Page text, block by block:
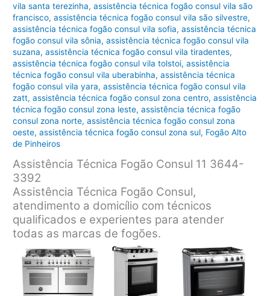
vila santa terezinha,assistência técnica fogão consul vila são
francisco,assistência técnica fogão consul vila são silvestre,
assistência técnica fogão consul vila sofia,assistência técnica
fogão consul vila sônia,assistência técnica fogão consul vila
suzana,assistência técnica fogão consul vila tiradentes,
assistência técnica fogão consul vila tolstoi,assistência
técnica fogão consul vila uberabinha,assistência técnica
fogão consul vila yara,assistência técnica fogão consul vila
zatt,assistência técnica fogão consul zona centro,assistência
técnica fogão consul zona leste,assistência técnica fogão
consul zona norte,assistência técnica fogão consul zona
oeste,assistência técnica fogão consul zona sul, Fogão Alto
de Pinheiros
Assistência Técnica Fogão Consul 11 3644-
3392
Assistência Técnica Fogão Consul,
atendimento a domicílio com técnicos
qualificados e experientes para atender
todas as marcas de fogões.